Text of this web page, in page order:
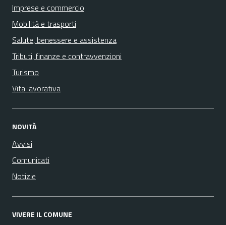
Imprese e commercio
Mobilità e trasporti
Salute, benessere e assistenza
Tributi, finanze e contravvenzioni
Turismo
Vita lavorativa
NOVITÀ
Avvisi
Comunicati
Notizie
VIVERE IL COMUNE